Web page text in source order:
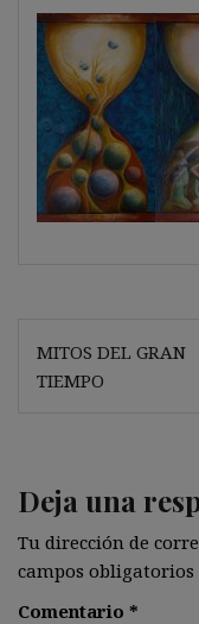
Navegación
de
MITOS DEL GRAN
TIEMPO
Deja una
Tu dirección de
campos obligatorios
Comentario *